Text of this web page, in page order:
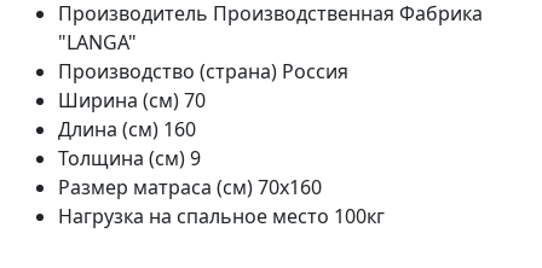
Производитель Производственная Фабрика
"LANGA"
Производство (страна) Россия
Ширина (см)70
Длина (см) 160
Толщина (см)9
Размер матраса (см)70х160
Нагрузка на спальное место 100кг